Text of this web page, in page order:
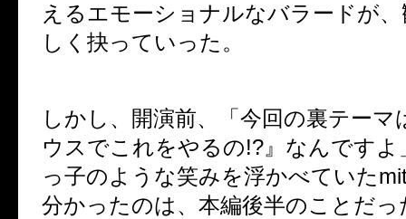
えるエモーショナルなバラードが
しく抉っていった。
しかし、開演前、「今回の裏テーマ
ウスでこれをやるの!?』なんです
っ子のような笑みを浮かべていた
分かったのは、本編後半のことだっ